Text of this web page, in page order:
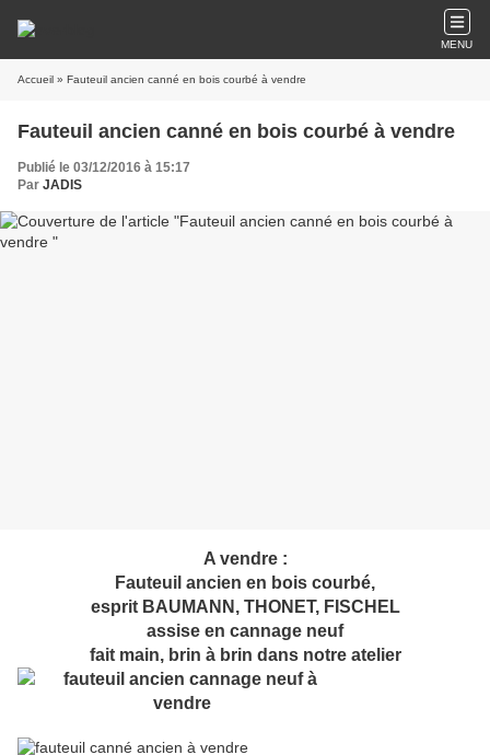
MENU
Accueil » Fauteuil ancien canné en bois courbé à vendre
Fauteuil ancien canné en bois courbé à vendre
Publié le 03/12/2016 à 15:17
Par JADIS
A vendre :
Fauteuil ancien en bois courbé,
esprit BAUMANN, THONET, FISCHEL
assise en cannage neuf
fait main, brin à brin dans notre atelier